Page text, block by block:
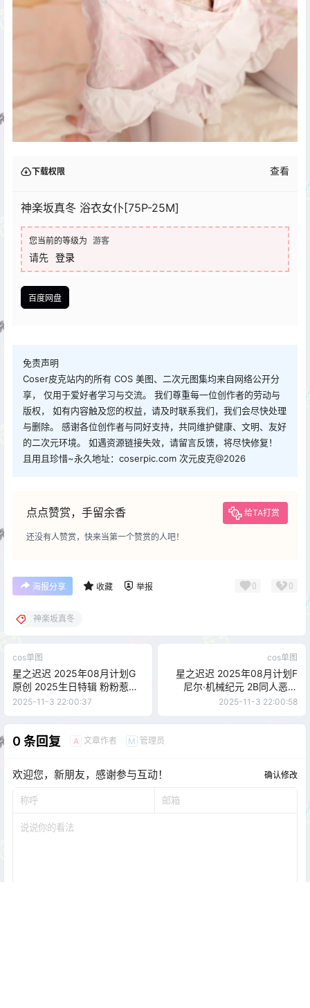
下载权限 查看
神楽坂真冬 浴衣女仆[75P-25M]
您当前的等级为 游客
请先 登录
百度网盘
免责声明
Coser皮克站内的所有 COS 美图、二次元图集均来自网络公开分
享， 仅用于爱好者学习与交流。 我们尊重每一位创作者的劳动与
版权， 如有内容触及您的权益，请及时联系我们，我们会尽快处理
与删除。 感谢各位创作者与同好支持，共同维护健康、文明、友好
的二次元环境。 如遇资源链接失效，请留言反馈，将尽快修复！
且用且珍惜~永久地址：coserpic.com 次元皮克@2026
点点赞赏，手留余香 给TA打赏
还没有人赞赏，快来当第一个赞赏的人吧！
海报分享 收藏 举报 0 0
神楽坂真冬
cos单图
星之迟迟 2025年08月计划G
原创 2025生日特辑 粉粉惹人
爱[97P1V-2.27G]
2025-11-3 22:00:37
cos单图
星之迟迟 2025年08月计划F
尼尔·机械纪元 2B同人恶魔
[66P-371M]
2025-11-3 22:00:58
0 条回复 A 文章作者 M 管理员
欢迎您，新朋友，感谢参与互动！ 确认修改